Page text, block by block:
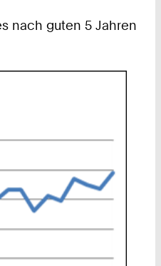
nach guten 5 Jahren